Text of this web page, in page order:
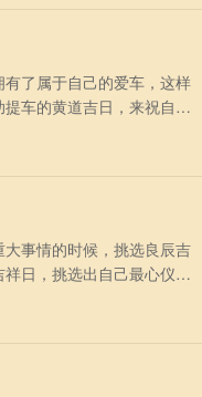
了属于自己的爱车，这样
车的黄道吉日，来祝自己
事情的时候，挑选良辰吉
日，挑选出自己最心仪的